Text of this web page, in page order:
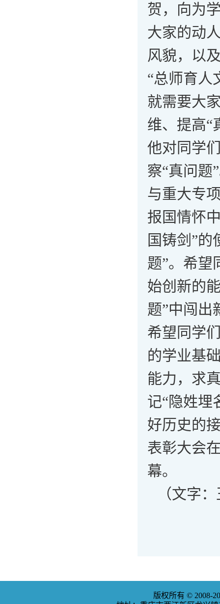
贺，向为
大家的动
风貌，以
“总师育人
就需要大
维、提高“
他对同学
察“真问题
与重大专
报国情怀
国铸剑”的
题”。希望
始创新的
题”中闯出
希望同学
的学业基
能力，求
记“隐姓埋
好历史的
表彰大会
幕。
（文字
版权所有 © 2008-